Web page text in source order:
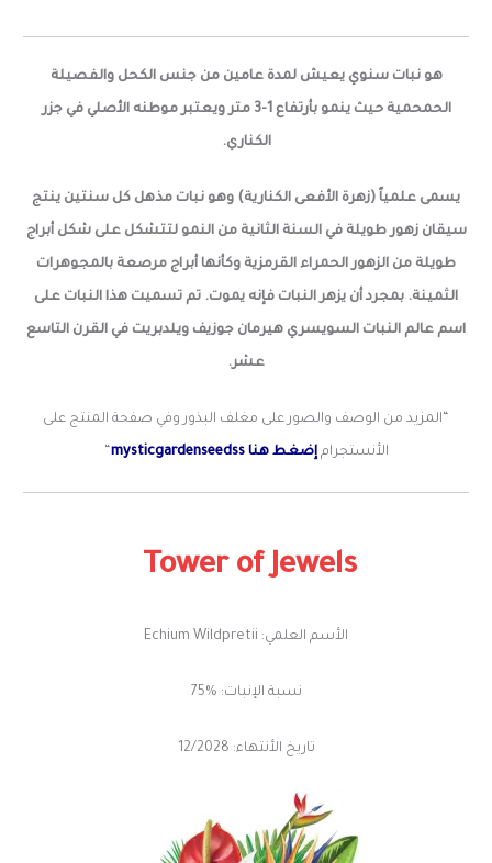
هو نبات سنوي يعيش لمدة عامين من جنس الكحل والفصيلة
الحمحمية حيث ينمو بأرتفاع 1-3 متر ويعتبر موطنه الأصلي في جزر
الكناري.
يسمى علمياً (زهرة الأفعى الكنارية) وهو نبات مذهل كل سنتين ينتج
سيقان زهور طويلة في السنة الثانية من النمو لتتشكل على شكل أبراج
طويلة من الزهور الحمراء القرمزية وكأنها أبراج مرصعة بالمجوهرات
الثمينة. بمجرد أن يزهر النبات فإنه يموت. تم تسميت هذا النبات على
اسم عالم النبات السويسري هيرمان جوزيف ويلدبريت في القرن التاسع
عشر.
“المزيد من الوصف والصور على مغلف البذور وفي صفحة المنتج على
الأنستجرامإضغط هنا mysticgardenseedss
Tower of Jewels
الأسم العلمي: Echium Wildpretii
نسبة الإنبات: %75
تاريخ الأنتهاء: 12/2028